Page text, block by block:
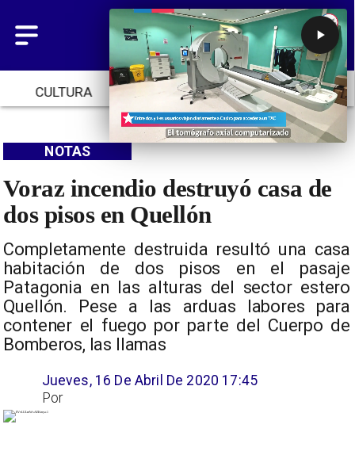
CULTURA TENDENCIAS INICIO
Voraz incendio destruyó casa de
dos pisos en Quellón
Completamente destruida resultó una casa
habitación de dos pisos en el pasaje
Patagonia en las alturas del sector estero
Quellón. Pese a las arduas labores para
contener el fuego por parte del Cuerpo de
Bomberos, las llamas
NOTAS
Jueves, 16 De Abril De 2020 17:45
Por